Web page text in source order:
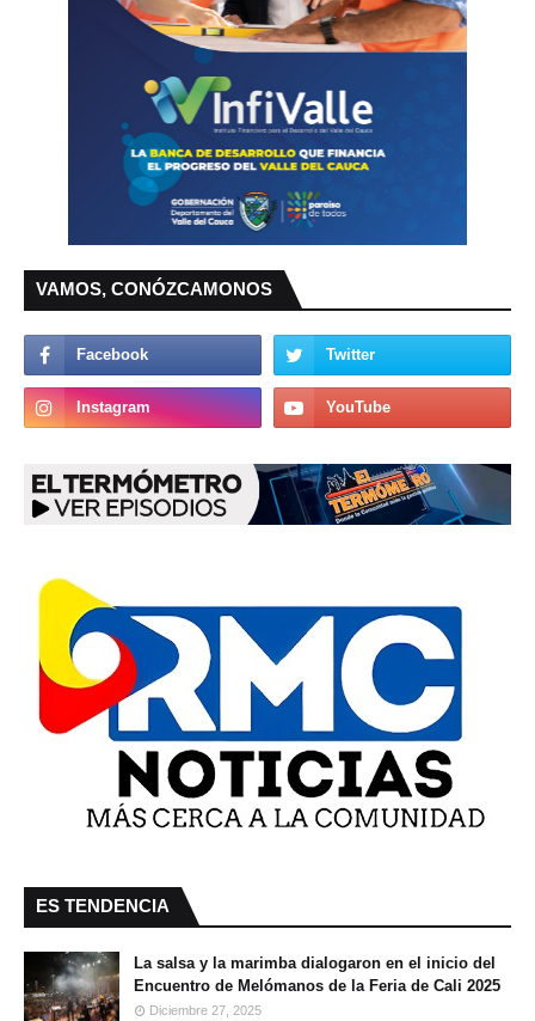
VAMOS, CONÓZCAMONOS
ES TENDENCIA
La salsa y la marimba dialogaron en el inicio del
Encuentro de Melómanos de la Feria de Cali 2025
Diciembre 27, 2025